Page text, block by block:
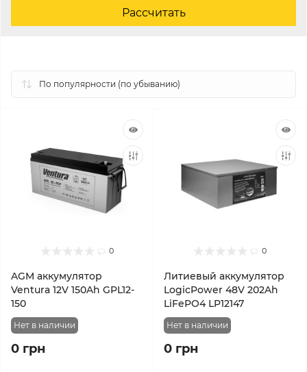
0
AGM аккумулятор
Ventura 12V 150Ah GPL12-
150
Нет в наличии
0 грн
0
Литиевый аккумулятор
LogicPower 48V 202Ah
LiFePO4 LP12147
Нет в наличии
0 грн